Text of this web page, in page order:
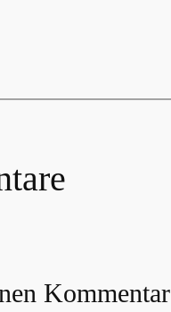
Kommentar